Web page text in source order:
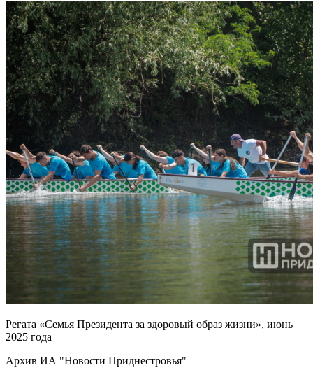
Регата «Семья Президента за здоровый образ жизни», июнь
2025 года
Архив ИА "Новости Приднестровья"